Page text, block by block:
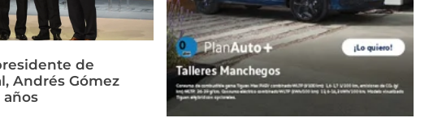
de
Andrés Gómez
años